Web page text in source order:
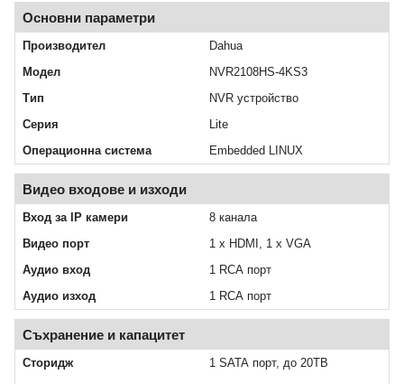
Основни параметри
Производител
Dahua
Модел
NVR2108HS-4KS3
Тип
NVR устройство
Серия
Lite
Операционна система
Embedded LINUX
Видео входове и изходи
Вход за IP камери
8 канала
Видео порт
1 х HDMI, 1 x VGA
Аудио вход
1 RCA порт
Аудио изход
1 RCA порт
Съхранение и капацитет
Сторидж
1 SATA порт, до 20TB